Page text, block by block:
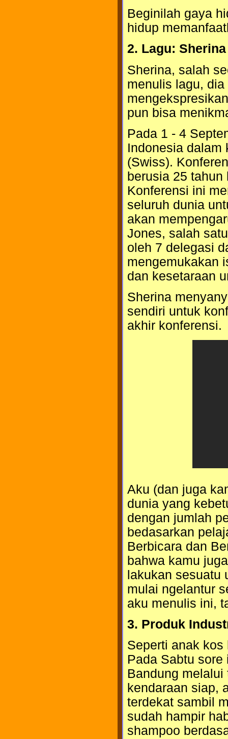
Beginilah gaya
hidup
2. Lagu:
Sherina, salah
menulis lagu,
pun bisa
Pada 1 - 4
Indonesia dalam
(Swiss).
berusia 25 tahun
Konferensi ini
seluruh dunia
akan
Jones, salah
oleh 7 delegasi
mengemukakan
dan kesetaraan
Sherina
sendiri untuk
akhir konferensi.
Aku (dan juga
dunia yang
dengan jumlah
bedasarkan
Berbicara dan
bahwa kamu
lakukan sesuatu
mulai ngelantur
aku menulis ini,
3. Produk
Seperti anak
Pada Sabtu
Bandung
kendaraan siap,
terdekat sambil
sudah hampir
shampoo